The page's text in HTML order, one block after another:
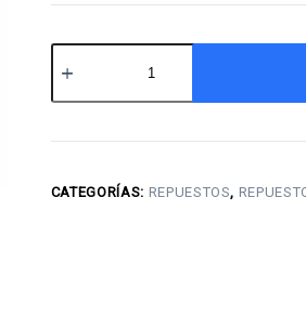
Izquierdo
Cuatrimoto
(Tao
CATEGORÍAS: REPUESTOS,